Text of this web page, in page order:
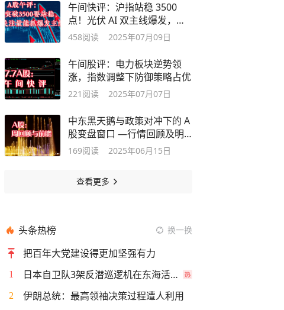
午间快评：沪指站稳 3500
点！光伏 AI 双主线爆发，午
后关注量能持续
458阅读 2025年07月09日
午间股评：电力板块逆势领
涨，指数调整下防御策略占优
221 阅读 2025年07月07日
中东黑天鹅与政策对冲下的 A
股变盘窗口 —行情回顾及明
日策略前瞻
169阅读 2025年06月15日
查看更多
头条热榜 换一换
把百年大党建设得更加坚强有力
1 日本自卫队3架反潜巡逻机在东海活动
2 伊朗总统：最高领袖决策过程遭人利用